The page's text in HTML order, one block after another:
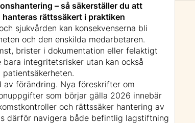
– så säkerställer du att
rättssäkert i praktiken
sjukvården kan konsekvenserna bli
och den enskilda medarbetaren.
brister i dokumentation eller felaktigt
integritetsrisker utan kan också
förändring. Nya föreskrifter om
som börjar gälla 2026 innebär
och rättssäker hantering av
därför navigera både befintlig lagstiftning